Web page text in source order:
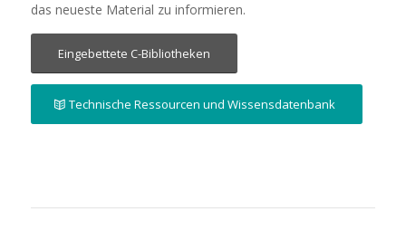
das neueste Material zu informieren.
Eingebettete C-Bibliotheken
Technische Ressourcen und Wissensdatenbank